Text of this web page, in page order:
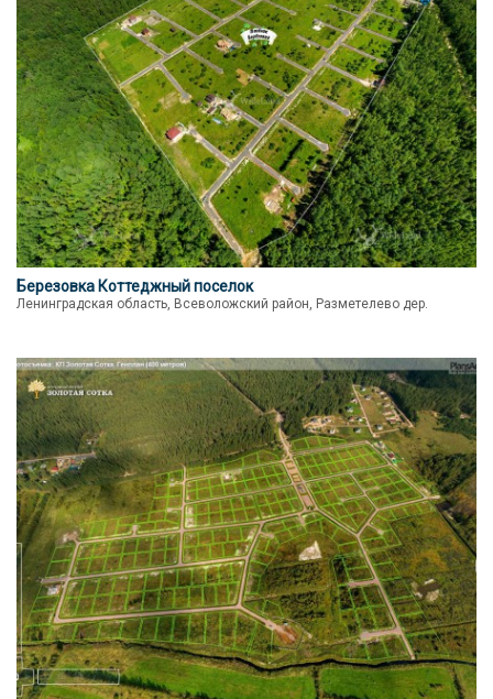
Березовка Коттеджный поселок
Ленинградская область, Всеволожский район, Разметелево дер.